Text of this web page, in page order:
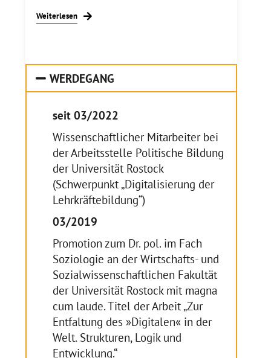
Weiterlesen
WERDEGANG
seit 03/2022
Wissenschaftlicher Mitarbeiter bei
der Arbeitsstelle Politische Bildung
der Universität Rostock
(Schwerpunkt „Digitalisierung der
Lehrkräftebildung“)
03/2019
Promotion zum Dr. pol. im Fach
Soziologie an der Wirtschafts- und
Sozialwissenschaftlichen Fakultät
der Universität Rostock mit magna
cum laude. Titel der Arbeit „Zur
Entfaltung des »Digitalen« in der
Welt. Strukturen, Logik und
Entwicklung.“